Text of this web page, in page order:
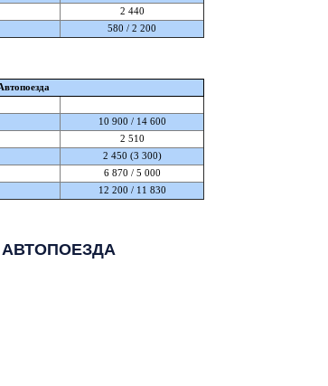
2 440
580 / 2 200
10 900 / 14 600
2 510
2 450 (3 300)
6 870 / 5 000
12 200 / 11 830